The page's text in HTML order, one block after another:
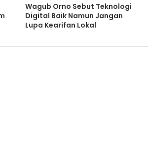
Wagub Orno Sebut Teknologi
Digital Baik Namun Jangan
Lupa Kearifan Lokal